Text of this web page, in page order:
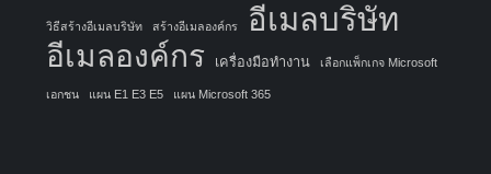
วิธีสร้างอีเมลบริษัท สร้างอีเมลองค์กร อีเมลบริษัท
อีเมลองค์กร เครื่องมือทำงาน เลือกแพ็กเกจ Microsoft
เอกชน แผน E1 E3 E5 แผน Microsoft 365